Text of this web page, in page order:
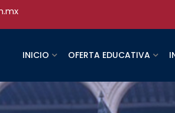
INICIO OFERTA EDUCATIVA